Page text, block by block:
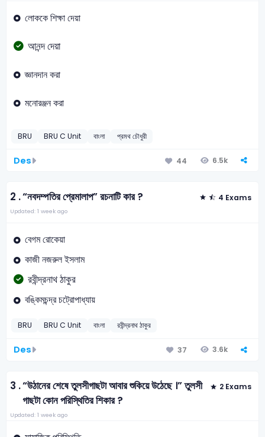
লোককে শিক্ষা দেয়া
আনন্দ দেয়া
জ্ঞানদান করা
মনোরঞ্জন করা
BRU BRU C Unit বাংলা প্রমথ চৌধুরী
Des 44 6.5k
2 .“নবদম্পতির প্রেমালাপ” রচনাটি কার ? 4 Exams
Updated: 1 week ago
বেগম রোকেয়া
কাজী নজরুল ইসলাম
রবীন্দ্রনাথ ঠাকুর
বঙ্কিমচন্দ্র চট্রোপাধ্যায়
BRU BRU C Unit বাংলা রবীন্দ্রনাথ ঠাকুর
Des 37 3.6k
3 .“উঠানের শেষে তুলসীগাছটা আবার শুকিয়ে উঠেছে ।” তুলসী
গাছটা কোন পরিস্থিতির শিকার ?
2 Exams
Updated: 1 week ago